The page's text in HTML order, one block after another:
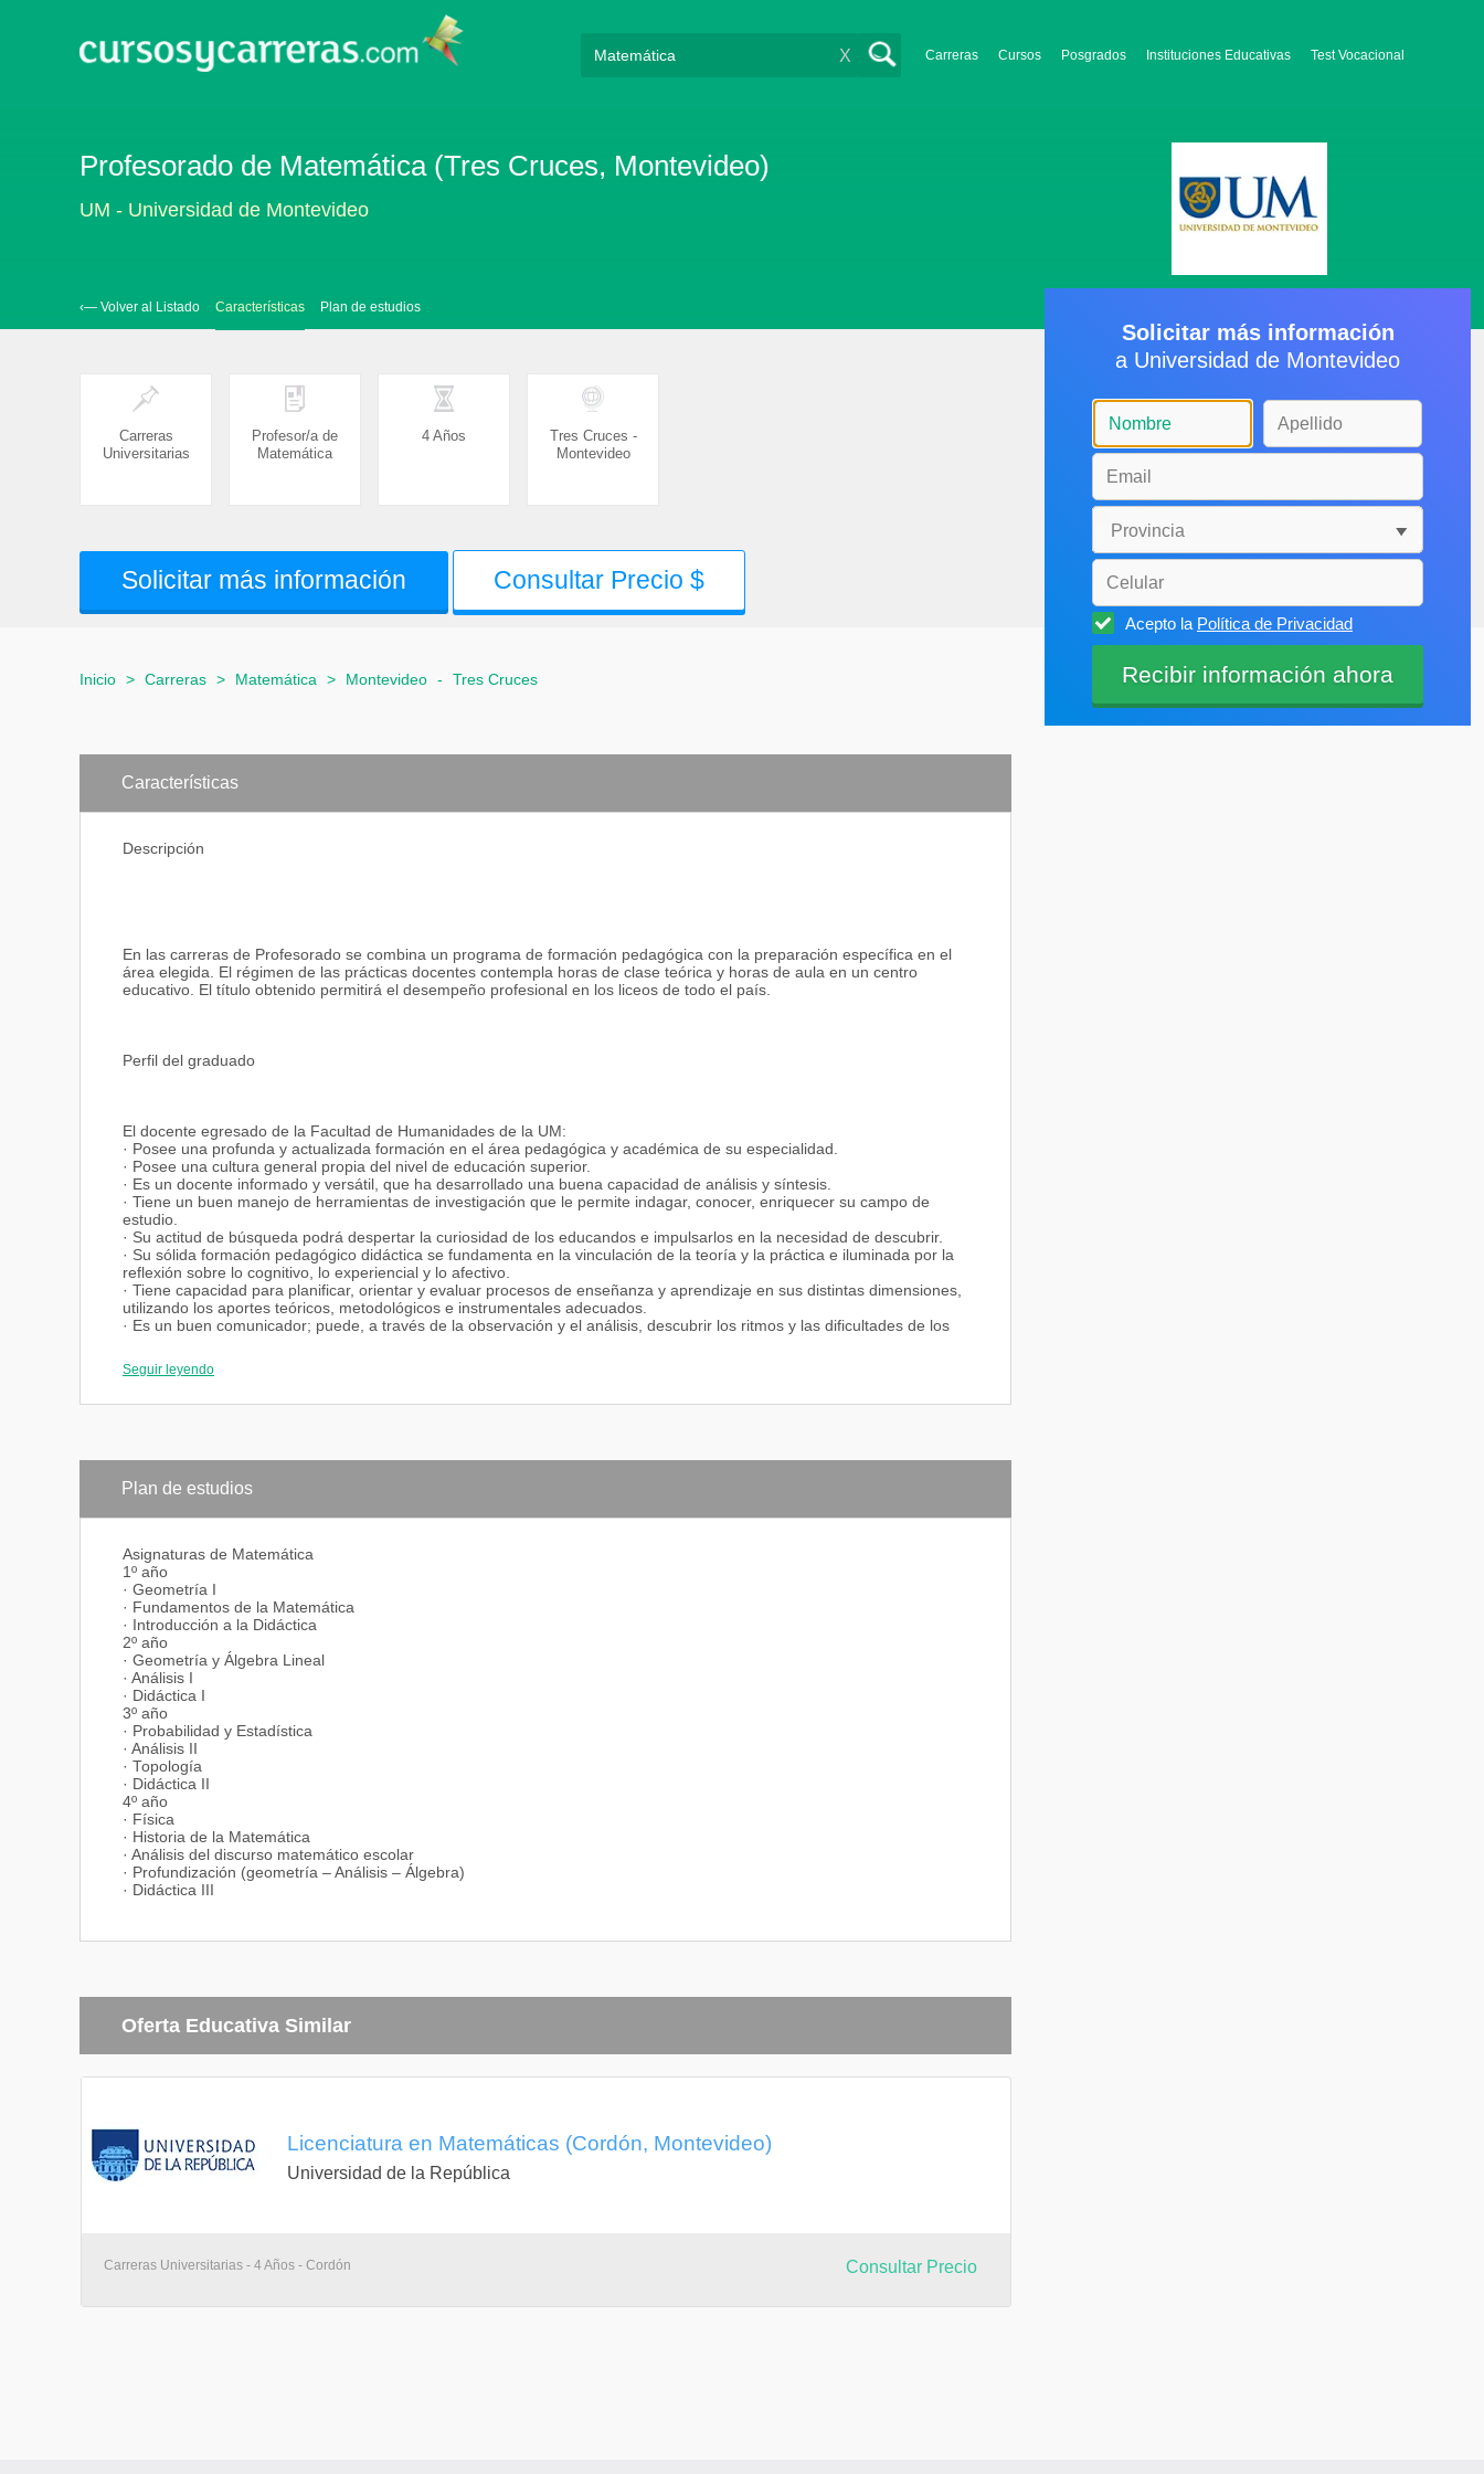
Carreras Cursos Posgrados Instituciones Educativas Test Vocacional
X
Profesorado de Matemática (Tres Cruces, Montevideo)
UM - Universidad de Montevideo
‹— Volver al Listado Características Plan de estudios
Carreras
Universitarias
Profesor/a de
Matemática
4 Años
Tres Cruces -
Montevideo
Solicitar más información Consultar Precio $
Inicio > Carreras > Matemática > Montevideo - Tres Cruces
Características
Descripción
En las carreras de Profesorado se combina un programa de formación pedagógica con la preparación específica en el
área elegida. El régimen de las prácticas docentes contempla horas de clase teórica y horas de aula en un centro
educativo. El título obtenido permitirá el desempeño profesional en los liceos de todo el país.
Perfil del graduado
El docente egresado de la Facultad de Humanidades de la UM:
· Posee una profunda y actualizada formación en el área pedagógica y académica de su especialidad.
· Posee una cultura general propia del nivel de educación superior.
· Es un docente informado y versátil, que ha desarrollado una buena capacidad de análisis y síntesis.
· Tiene un buen manejo de herramientas de investigación que le permite indagar, conocer, enriquecer su campo de
estudio.
· Su actitud de búsqueda podrá despertar la curiosidad de los educandos e impulsarlos en la necesidad de descubrir.
· Su sólida formación pedagógico didáctica se fundamenta en la vinculación de la teoría y la práctica e iluminada por la
reflexión sobre lo cognitivo, lo experiencial y lo afectivo.
· Tiene capacidad para planificar, orientar y evaluar procesos de enseñanza y aprendizaje en sus distintas dimensiones,
utilizando los aportes teóricos, metodológicos e instrumentales adecuados.
· Es un buen comunicador; puede, a través de la observación y el análisis, descubrir los ritmos y las dificultades de los
también un buen manejo de las tecnologías educativas que amplían su capacidad de comunicador.
Investigación en educación
Seguir leyendo
Plan de estudios
Asignaturas de Matemática
1º año
· Geometría I
· Fundamentos de la Matemática
· Introducción a la Didáctica
2º año
· Geometría y Álgebra Lineal
· Análisis I
· Didáctica I
3º año
· Probabilidad y Estadística
· Análisis II
· Topología
· Didáctica II
4º año
· Física
· Historia de la Matemática
· Análisis del discurso matemático escolar
· Profundización (geometría – Análisis – Álgebra)
· Didáctica III
Oferta Educativa Similar
Licenciatura en Matemáticas (Cordón, Montevideo)
Universidad de la República
Carreras Universitarias - 4 Años - Cordón Consultar Precio
Solicitar más información
a Universidad de Montevideo
Acepto la Política de Privacidad